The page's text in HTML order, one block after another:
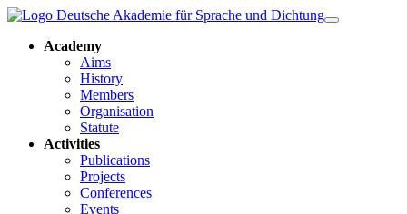
Academy
Aims
History
Members
Organisation
Statute
Activities
Publications
Projects
Conferences
Events